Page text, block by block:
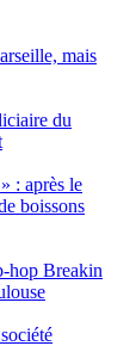
mais
du
: après le
boissons
hop Breakin